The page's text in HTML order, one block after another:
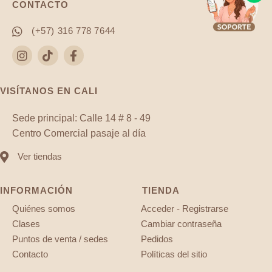
CONTACTO
(+57) 316 778 7644
VISÍTANOS EN CALI
Sede principal: Calle 14 # 8 - 49
Centro Comercial pasaje al día
Ver tiendas
INFORMACIÓN
Quiénes somos
Clases
Puntos de venta / sedes
Contacto
TIENDA
Acceder - Registrarse
Cambiar contraseña
Pedidos
Políticas del sitio